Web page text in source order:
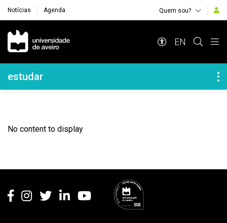
Notícias Agenda Quem sou?
Navegação Principal
EN
Navegação Lateral
estudar
No content to display